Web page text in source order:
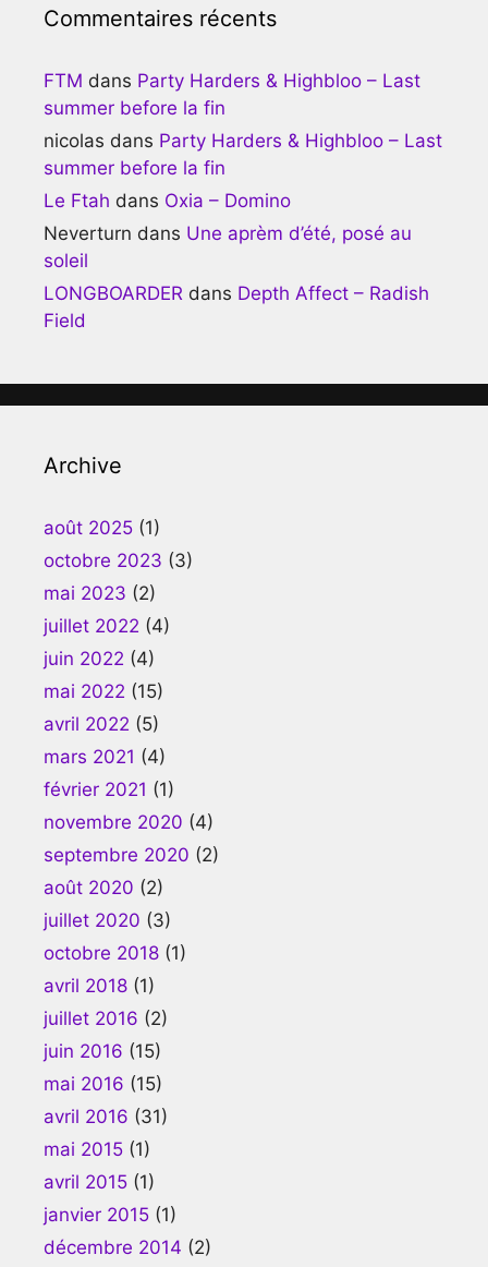
Commentaires récents
FTM dans Party Harders & Highbloo – Last
summer before la fin
nicolas dans Party Harders & Highbloo – Last
summer before la fin
Le Ftah dans Oxia – Domino
Neverturn dans Une aprèm d’été, posé au
soleil
LONGBOARDER dans Depth Affect – Radish
Field
Archive
août 2025 (1)
octobre 2023 (3)
mai 2023 (2)
juillet 2022 (4)
juin 2022 (4)
mai 2022 (15)
avril 2022 (5)
mars 2021 (4)
février 2021 (1)
novembre 2020 (4)
septembre 2020 (2)
août 2020 (2)
juillet 2020 (3)
octobre 2018 (1)
avril 2018 (1)
juillet 2016 (2)
juin 2016 (15)
mai 2016 (15)
avril 2016 (31)
mai 2015 (1)
avril 2015 (1)
janvier 2015 (1)
décembre 2014 (2)